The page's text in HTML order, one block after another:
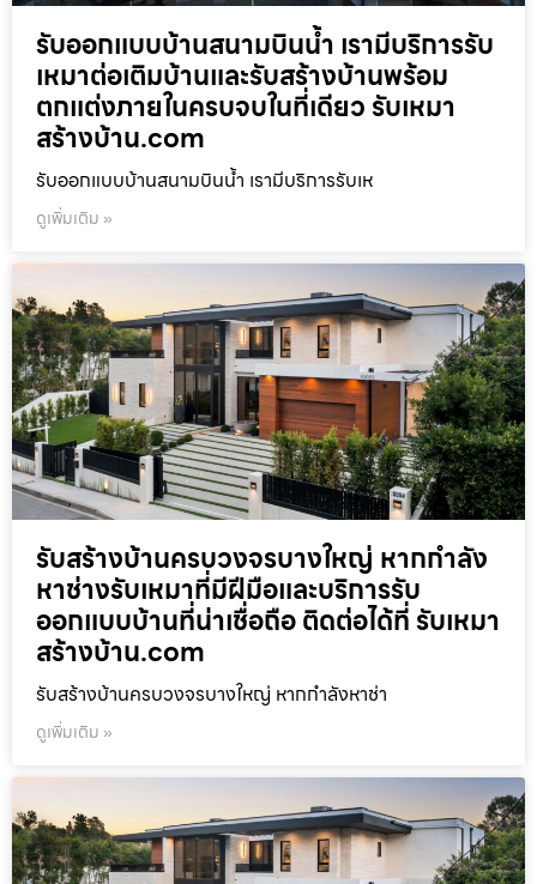
รับออกแบบบ้านสนามบินน้ำ เรามีบริการรับ
เหมาต่อเติมบ้านและรับสร้างบ้านพร้อม
ตกแต่งภายในครบจบในที่เดียว รับเหมา
สร้างบ้าน.com
รับออกแบบบ้านสนามบินน้ำ เรามีบริการรับเห
ดูเพิ่มเติม »
รับสร้างบ้านครบวงจรบางใหญ่ หากกำลัง
หาช่างรับเหมาที่มีฝีมือและบริการรับ
ออกแบบบ้านที่น่าเชื่อถือ ติดต่อได้ที่ รับเหมา
สร้างบ้าน.com
รับสร้างบ้านครบวงจรบางใหญ่ หากกำลังหาช่า
ดูเพิ่มเติม »